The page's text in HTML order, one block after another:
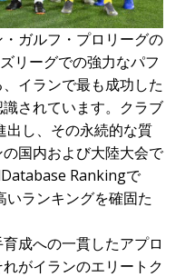
ガルフ・プロリーグの
リーグでの強力なパフ
イランで最も成功した
されています。クラブ
出し、その永続的な質
国内および大陸大会で
Rankingで
いランキングを確固た
成への一貫したアプロ
がイランのエリートク